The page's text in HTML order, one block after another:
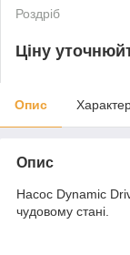
Роздріб
Ціну
Опис
Опис
Насос Dynamic
чудовому стані.